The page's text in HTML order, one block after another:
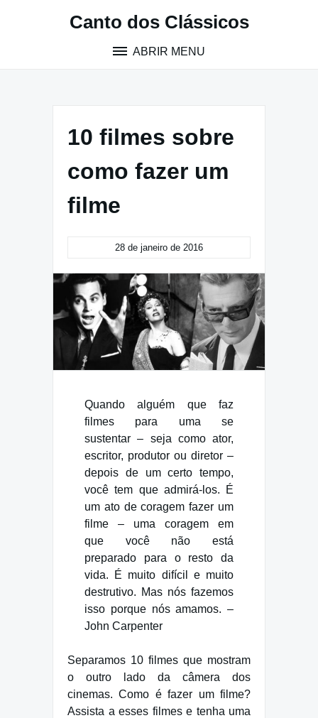
Canto dos Clássicos
ABRIR MENU
10 filmes sobre
como fazer um
filme
28 de janeiro de 2016
Quando alguém que faz
filmes para uma se
sustentar – seja como ator,
escritor, produtor ou diretor –
depois de um certo tempo,
você tem que admirá-los. É
um ato de coragem fazer um
filme – uma coragem em
que você não está
preparado para o resto da
vida. É muito difícil e muito
destrutivo. Mas nós fazemos
isso porque nós amamos. –
John Carpenter
Separamos 10 filmes que mostram
o outro lado da câmera dos
cinemas. Como é fazer um filme?
Assista a esses filmes e tenha uma